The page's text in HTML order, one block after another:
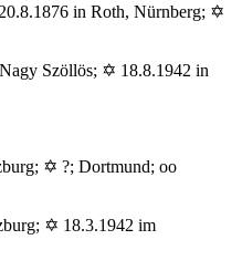
in Roth, Nürnberg; ✡
Szöllös; ✡ 18.8.1942 in
✡ ?; Dortmund; oo
✡ 18.3.1942 im